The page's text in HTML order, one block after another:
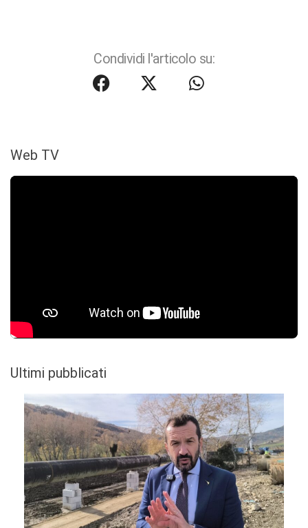
Condividi l'articolo su:
Web TV
Ultimi pubblicati